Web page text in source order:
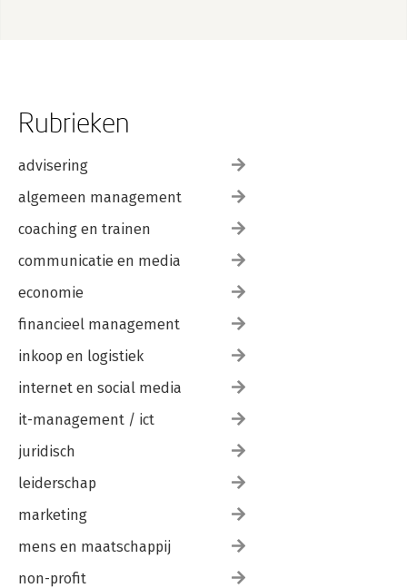
Rubrieken
advisering
algemeen management
coaching en trainen
communicatie en media
economie
financieel management
inkoop en logistiek
internet en social media
it-management / ict
juridisch
leiderschap
marketing
mens en maatschappij
non-profit